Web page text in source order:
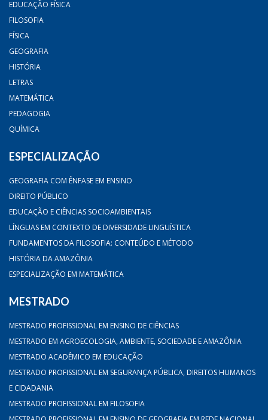
EDUCAÇÃO FÍSICA
FILOSOFIA
FÍSICA
GEOGRAFIA
HISTÓRIA
LETRAS
MATEMÁTICA
PEDAGOGIA
QUÍMICA
ESPECIALIZAÇÃO
GEOGRAFIA COM ÊNFASE EM ENSINO
DIREITO PÚBLICO
EDUCAÇÃO E CIÊNCIAS SOCIOAMBIENTAIS
LÍNGUAS EM CONTEXTO DE DIVERSIDADE LINGUÍSTICA
FUNDAMENTOS DA FILOSOFIA: CONTEÚDO E MÉTODO
HISTÓRIA DA AMAZÔNIA
ESPECIALIZAÇÃO EM MATEMÁTICA
MESTRADO
MESTRADO PROFISSIONAL EM ENSINO DE CIÊNCIAS
MESTRADO EM AGROECOLOGIA, AMBIENTE, SOCIEDADE E AMAZÔNIA
MESTRADO ACADÊMICO EM EDUCAÇÃO
MESTRADO PROFISSIONAL EM SEGURANÇA PÚBLICA, DIREITOS HUMANOS
E CIDADANIA
MESTRADO PROFISSIONAL EM FILOSOFIA